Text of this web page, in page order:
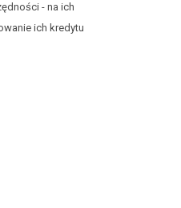
- na ich
ich kredytu